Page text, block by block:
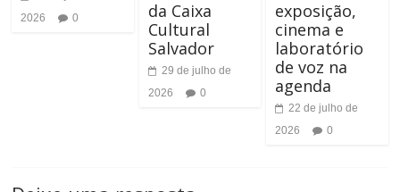
2026
0
da Caixa
Cultural
Salvador
29 de julho de
2026
0
exposição,
cinema e
laboratório
de voz na
agenda
22 de julho de
2026
0